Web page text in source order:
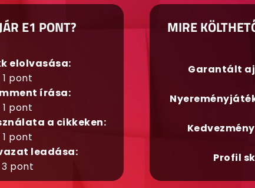
E1 PONT?
elolvasása:
1 pont
írása:
1 pont
a cikkeken:
1 pont
leadása:
3 pont
MIRE
Garantált
Profil